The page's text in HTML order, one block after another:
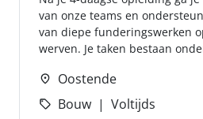
van onze teams en
van diepe funderingswerken
werven. Je taken bestaan
Oostende
Bouw
Voltijds